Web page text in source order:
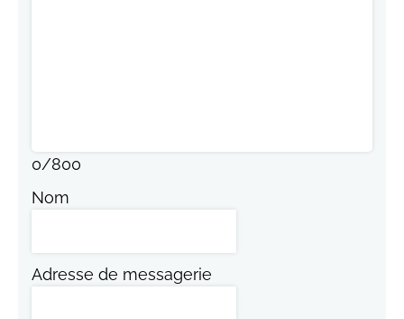
0/800
Nom
Adresse de messagerie